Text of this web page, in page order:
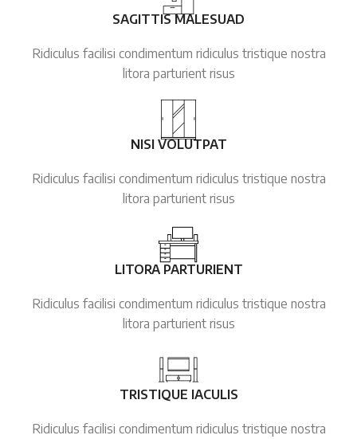
SAGITTIS MALESUAD
Ridiculus facilisi condimentum ridiculus tristique nostra
litora parturient risus
NISI VOLUTPAT
Ridiculus facilisi condimentum ridiculus tristique nostra
litora parturient risus
LITORA PARTURIENT
Ridiculus facilisi condimentum ridiculus tristique nostra
litora parturient risus
TRISTIQUE IACULIS
Ridiculus facilisi condimentum ridiculus tristique nostra